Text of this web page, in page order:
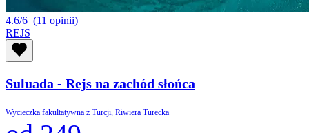
4.6/6 (11 opinii)
REJS
Suluada - Rejs na zachód słońca
Wycieczka fakultatywna z Turcji, Riwiera Turecka